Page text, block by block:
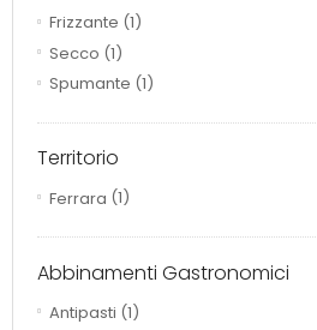
Frizzante (1)
Secco (1)
Spumante (1)
Territorio
Ferrara (1)
Abbinamenti Gastronomici
Antipasti (1)